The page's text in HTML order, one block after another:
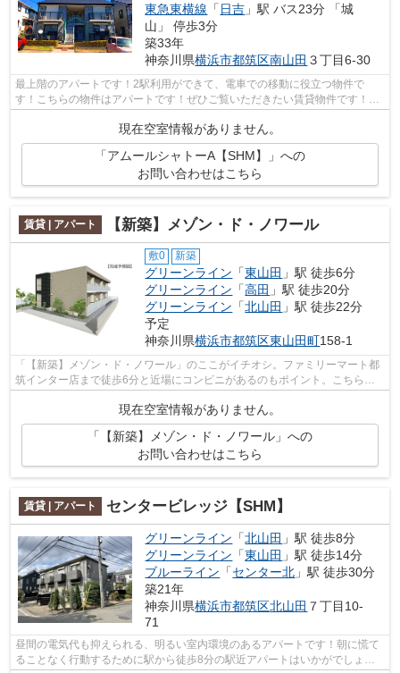
東急東横線 「 日吉 」駅 バス23分 「城
山」 停歩3分
築33年
神奈川県横浜市都筑区南山田 ３丁目6-30
最上階のアパートです！2駅利用ができて、電車での移動に役立つ物件で
す！こちらの物件はアパートです！ぜひご覧いただきたい賃貸物件です！横
浜市都筑区の賃貸情報はお任せください！...
現在空室情報がありません。
「アムールシャトーA【SHM】」への
お問い合わせはこちら
賃貸 | アパート 【新築】メゾン・ド・ノワール
敷0 新築
グリーンライン 「東山田 」駅 徒歩6分
グリーンライン 「高田 」駅 徒歩20分
グリーンライン 「北山田 」駅 徒歩22分
予定
神奈川県横浜市都筑区東山田町158-1
「【新築】メゾン・ド・ノワール」のここがイチオシ。ファミリーマート都
筑インター店まで徒歩6分と近場にコンビニがあるのもポイント。こちらの
現在空室情報がありません。
「【新築】メゾン・ド・ノワール」への
お問い合わせはこちら
賃貸 | アパート センタービレッジ【SHM】
グリーンライン 「北山田 」駅 徒歩8分
グリーンライン 「東山田 」駅 徒歩14分
ブルーライン 「センター北 」駅 徒歩30分
築21年
神奈川県横浜市都筑区北山田 ７丁目10-
71
昼間の電気代も抑えられる、明るい室内環境のあるアパートです！朝に慌て
ることなく行動するために駅から徒歩8分の駅近アパートはいかがでしょう